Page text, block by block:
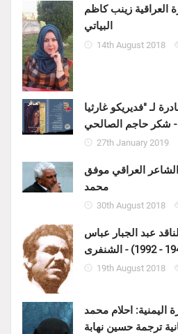
العراقية زينب كاظم
البياتي
14th August 2018
لـ "فديريكو غارثيا
- شكر حاجم الصالحي
27th January 2019
العراقي موفق
محمد
30th August 2018
عبد الجبار عباس
- الشنفرى
19th August 2018
اليمنية: احلام محمد
ترجمة حسين نهابة